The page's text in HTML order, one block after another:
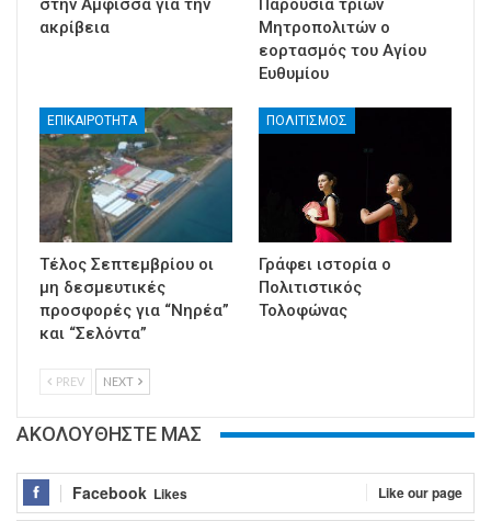
στην Άμφισσα για την
ακρίβεια
Παρουσία τριών
Μητροπολιτών ο
εορτασμός του Αγίου
Ευθυμίου
ΕΠΙΚΑΙΡΟΤΗΤΑ
Τέλος Σεπτεμβρίου οι
μη δεσμευτικές
προσφορές για “Νηρέα”
και “Σελόντα”
ΠΟΛΙΤΙΣΜΟΣ
Γράφει ιστορία ο
Πολιτιστικός
Τολοφώνας
PREV NEXT
ΑΚΟΛΟΥΘΗΣΤΕ ΜΑΣ
Facebook Likes Like our page